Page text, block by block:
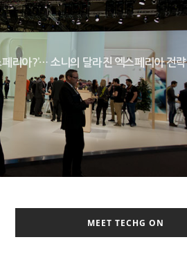
리아?’… 소니의 달라진 엑스페리아 전략
MEET TECHG ON